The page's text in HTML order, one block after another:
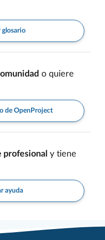
glosario
o quiere
de OpenProject
profesional y tiene
ayuda